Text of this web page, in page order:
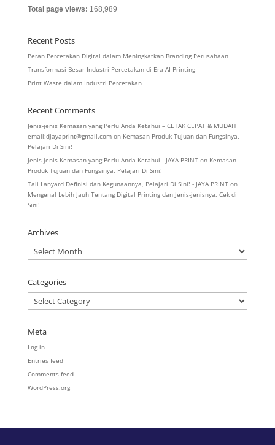
Total page views: 168,989
Recent Posts
Peran Percetakan Digital dalam Meningkatkan Branding Perusahaan
Transformasi Besar Industri Percetakan di Era AI Printing
Print Waste dalam Industri Percetakan
Recent Comments
Jenis-jenis Kemasan yang Perlu Anda Ketahui – CETAK CEPAT & MUDAH
email:djayaprint@gmail.comon Kemasan Produk Tujuan dan Fungsinya,
Pelajari Di Sini!
Jenis-jenis Kemasan yang Perlu Anda Ketahui - JAYA PRINTon Kemasan
Produk Tujuan dan Fungsinya, Pelajari Di Sini!
Tali Lanyard Definisi dan Kegunaannya, Pelajari Di Sini! - JAYA PRINTon
Mengenal Lebih Jauh Tentang Digital Printing dan Jenis-jenisnya, Cek di
Sini!
Archives
Archives
Categories
Categories
Meta
Log in
Entries feed
Comments feed
WordPress.org